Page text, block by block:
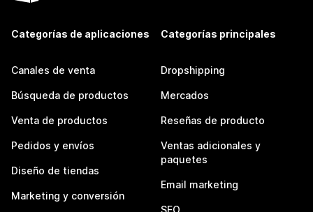
Categorías de aplicaciones
Canales de venta
Búsqueda de productos
Venta de productos
Pedidos y envíos
Diseño de tiendas
Marketing y conversión
Categorías principales
Dropshipping
Mercados
Reseñas de producto
Ventas adicionales y
paquetes
Email marketing
SEO